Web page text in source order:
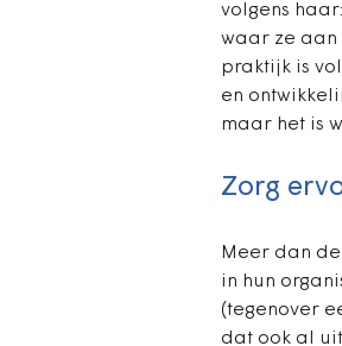
volgens
waar ze aan
praktijk is
en
maar het is
Zorg
Meer dan
in hun
(tegenover
dat ook al